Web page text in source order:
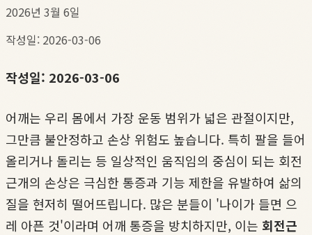
2026년 3월 6일
작성일: 2026-03-06
작성일: 2026-03-06
어깨는 우리 몸에서 가장 운동 범위가 넓은 관절이지만,
그만큼 불안정하고 손상 위험도 높습니다. 특히 팔을 들어
올리거나 돌리는 등 일상적인 움직임의 중심이 되는 회전
근개의 손상은 극심한 통증과 기능 제한을 유발하여 삶의
질을 현저히 떨어뜨립니다. 많은 분들이 '나이가 들면 으
레 아픈 것'이라며 어깨 통증을 방치하지만, 이는 회전근